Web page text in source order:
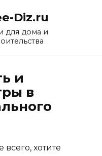
Diz.ru
для дома и
и
в
всего, хотите